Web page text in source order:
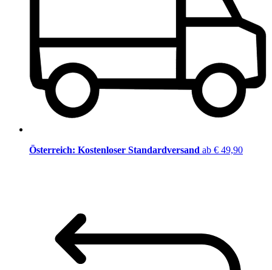
Österreich: Kostenloser Standardversand ab € 49,90